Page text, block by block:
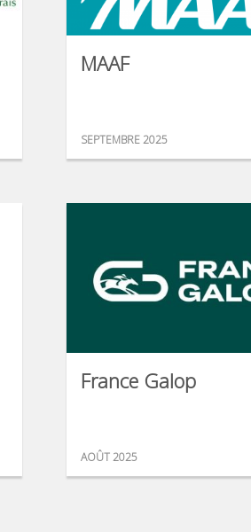
MAAF
SEPTEMBRE 2025
France Galop
AOÛT 2025